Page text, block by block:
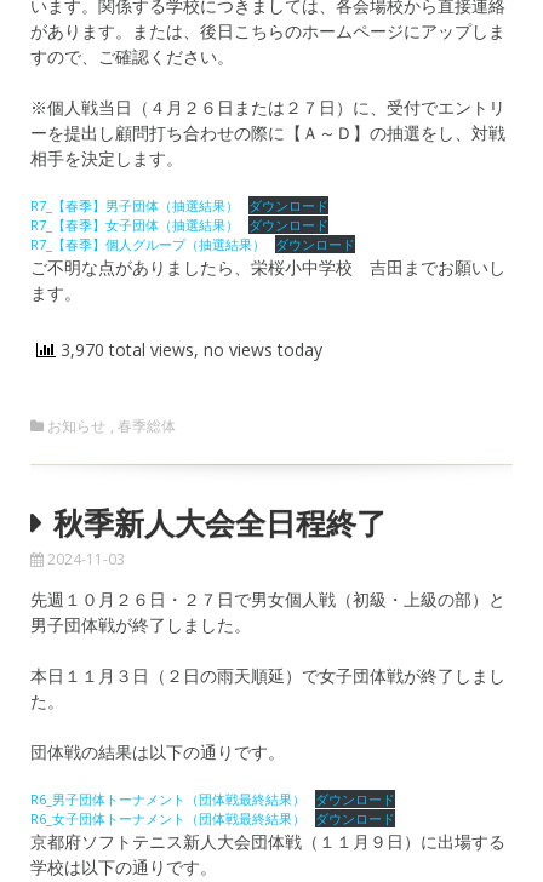
います。関係する学校につきましては、各会場校から直接連絡
があります。または、後日こちらのホームページにアップしま
すので、ご確認ください。
※個人戦当日（４月２６日または２７日）に、受付でエントリ
ーを提出し顧問打ち合わせの際に【Ａ～Ｄ】の抽選をし、対戦
相手を決定します。
R7_【春季】男子団体（抽選結果）
ダウンロード
R7_【春季】女子団体（抽選結果）
ダウンロード
R7_【春季】個人グループ（抽選結果）
ダウンロード
ご不明な点がありましたら、栄桜小中学校 吉田までお願いし
ます。
3,970 total views, no views today
お知らせ , 春季総体
秋季新人大会全日程終了
2024-11-03
先週１０月２６日・２７日で男女個人戦（初級・上級の部）と
男子団体戦が終了しました。
本日１１月３日（２日の雨天順延）で女子団体戦が終了しまし
た。
団体戦の結果は以下の通りです。
R6_男子団体トーナメント（団体戦最終結果）
ダウンロード
R6_女子団体トーナメント（団体戦最終結果）
ダウンロード
京都府ソフトテニス新人大会団体戦（１１月９日）に出場する
学校は以下の通りです。